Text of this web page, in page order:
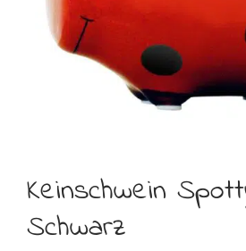
Keinschwein
Schwarz